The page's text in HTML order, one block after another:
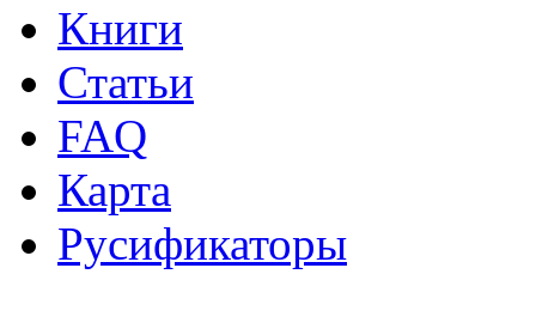
Книги
Статьи
FAQ
Карта
Русификаторы